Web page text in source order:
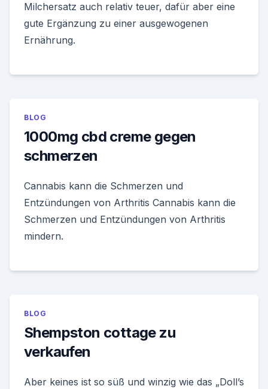
Milchersatz auch relativ teuer, dafür aber eine
gute Ergänzung zu einer ausgewogenen
Ernährung.
BLOG
1000mg cbd creme gegen
schmerzen
Cannabis kann die Schmerzen und
Entzündungen von Arthritis Cannabis kann die
Schmerzen und Entzündungen von Arthritis
mindern.
BLOG
Shempston cottage zu
verkaufen
Aber keines ist so süß und winzig wie das „Doll’s